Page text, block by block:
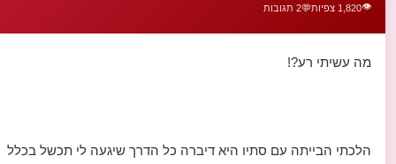
👁️1,820 צפיות 💬2 תגובות
מה עשיתי רע?!
הלכתי הבייתה עם סתיו היא דיברה כל הדרך שיגעה לי תכשל בכלל